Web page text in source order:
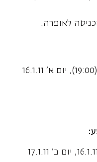
לאופרה.
יום ג' 11.1.11 (19:00), יום ד' 12.1.11 (19:00), יום א' 16.1.11